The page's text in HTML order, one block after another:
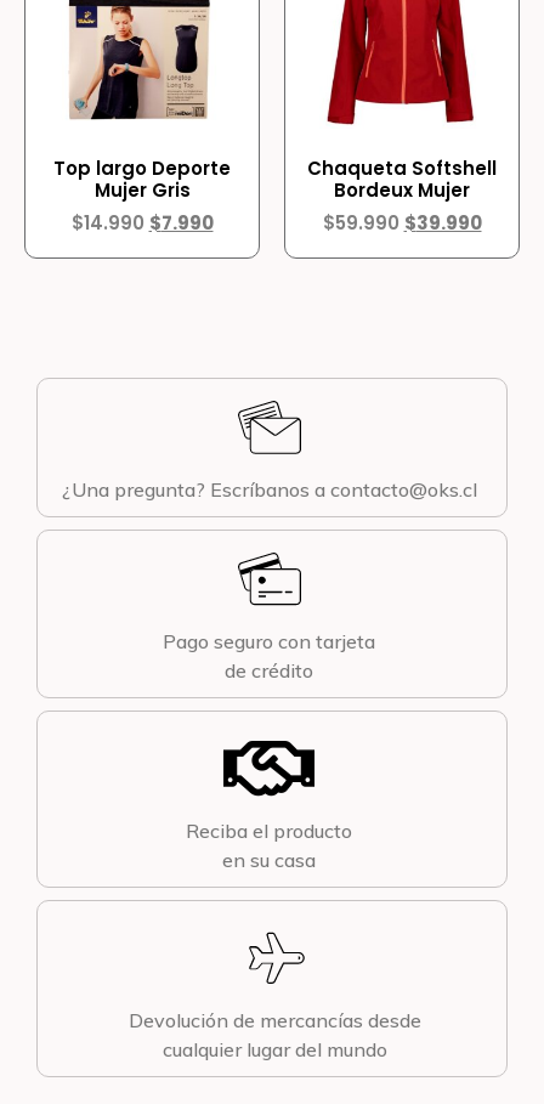
Top largo Deporte
Mujer Gris
$14.990 $7.990
Chaqueta Softshell
Bordeux Mujer
$59.990 $39.990
¿Una pregunta? Escríbanos a contacto@oks.cl
Pago seguro con tarjeta
de crédito
Reciba el producto
en su casa
Devolución de mercancías desde
cualquier lugar del mundo